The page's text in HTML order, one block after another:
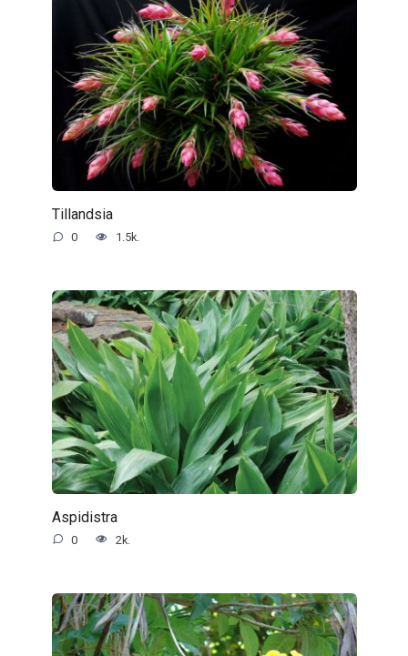
Tillandsia
0 1.5k.
Aspidistra
0 2k.